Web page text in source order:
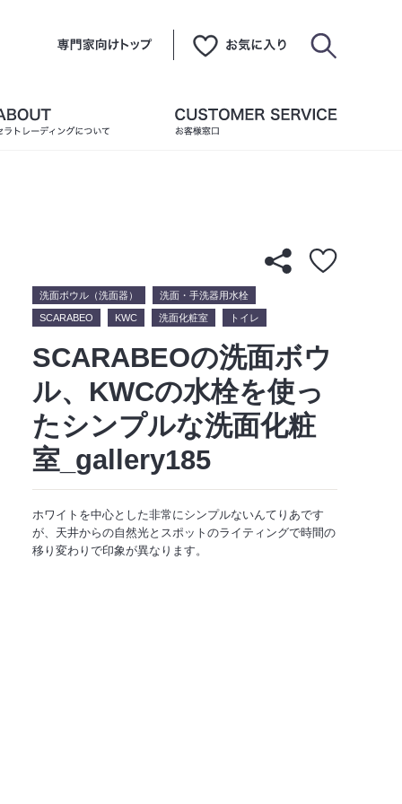
洗面ボウル（洗面器） 洗面・手洗器用水栓
SCARABEO KWC 洗面化粧室 トイレ
SCARABEOの洗面ボウ
ル、KWCの水栓を使っ
たシンプルな洗面化粧
室_gallery185
ホワイトを中心とした非常にシンプルないんてりあです
が、天井からの自然光とスポットのライティングで時間の
移り変わりで印象が異なります。